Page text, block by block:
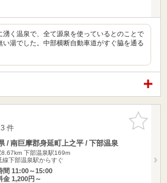
湧く温泉で、全て源泉を使っているとのことで
い湯でした。中部横断自動車道がすぐ脇を通る
お気に入
りに追加
件
/ 南巨摩郡身延町上之平 / 下部温泉
8.67km 下部温泉駅169m
線下部温泉駅からすぐ
間 11:00～15:00
金 1,200円～